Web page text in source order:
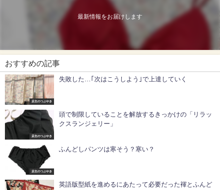
最新情報をお届けします
おすすめの記事
店主のつぶやき
失敗した…｢次はこうしよう｣で上達していく
店主のつぶやき
頭で制限していることを解放するきっかけの「リラッ
クスランジェリー」
店主のつぶやき
ふんどしパンツは寒そう？寒い？
英語版型紙を進めるにあたって必要だった褌とふんど